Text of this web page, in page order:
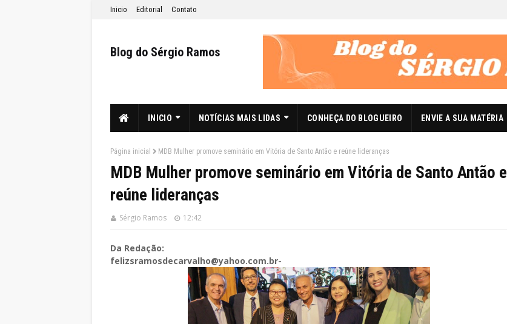
Inicio Editorial Contato
Blog do Sérgio Ramos
INICIO NOTÍCIAS MAIS LIDAS CONHEÇA DO BLOGUEIRO ENVIE A SUA MATÉRIA
Página inicial MDB Mulher promove seminário em Vitória de Santo Antão e reúne lideranças
MDB Mulher promove seminário em Vitória de Santo Antão e
reúne lideranças
Sérgio Ramos 12:42
Da Redação:
felizsramosdecarvalho@yahoo.com.br-